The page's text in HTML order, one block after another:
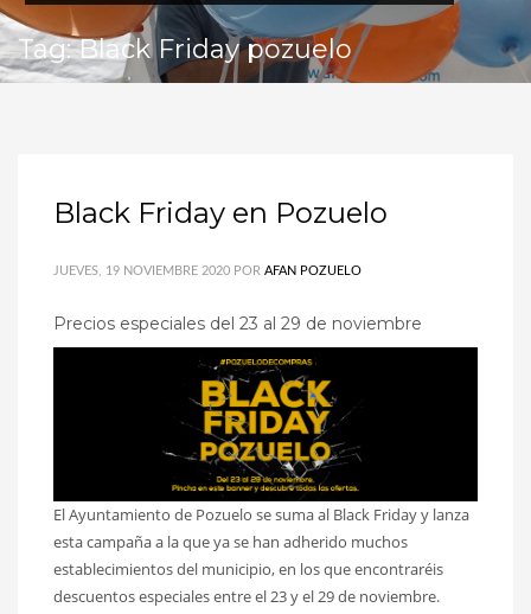
Tag: Black Friday pozuelo
Black Friday en Pozuelo
JUEVES, 19 NOVIEMBRE 2020 POR AFAN POZUELO
Precios especiales del 23 al 29 de noviembre
El Ayuntamiento de Pozuelo se suma al Black Friday y lanza
esta campaña a la que ya se han adherido muchos
establecimientos del municipio, en los que encontraréis
descuentos especiales entre el 23 y el 29 de noviembre.